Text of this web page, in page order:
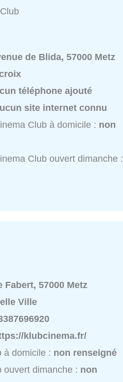
de Blida, 57000 Metz
téléphone ajouté
site internet connu
Club à domicile : non
Club ouvert dimanche :
Fabert, 57000 Metz
Ville
klubcinema.fr/
à domicile : non renseigné
ouvert dimanche : non